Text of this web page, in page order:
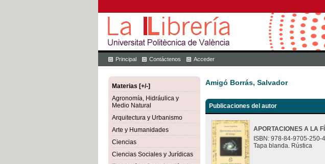
Principal Contáctenos Acceder
Materias [+/-]
Agronomía, Hidráulica y
Medio Natural
Arquitectura y Urbanismo
Arte y Humanidades
Ciencias
Ciencias Sociales y Jurídicas
Amigó Borrás, Salvador
Publicaciones del autor
APORTACIONES A LA
ISBN: 978-84-9705-250-4
Tapa blanda. Rústica